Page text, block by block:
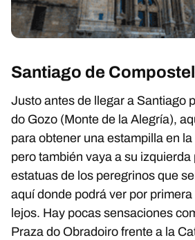
Santiago de
Justo antes de llegar a Santiago
do Gozo (Monte de la Alegría),
para obtener una estampilla en
pero también vaya a su izquierda
estatuas de los peregrinos que
aquí donde podrá ver por
lejos. Hay pocas sensaciones
Praza do Obradoiro frente a la